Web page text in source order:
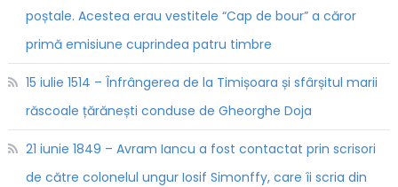
poștale. Acestea erau vestitele “Cap de bour” a căror
primă emisiune cuprindea patru timbre
15 iulie 1514 – Înfrângerea de la Timișoara și sfârșitul marii
răscoale țărănești conduse de Gheorghe Doja
21 iunie 1849 – Avram Iancu a fost contactat prin scrisori
de către colonelul ungur Iosif Simonffy, care îi scria din